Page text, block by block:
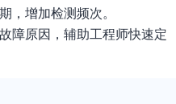
，增加检测频次。
障原因，辅助工程师快速定